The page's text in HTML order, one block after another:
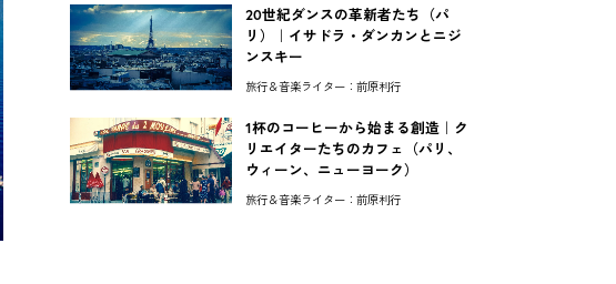
20世紀ダンスの革新者たち（パ
リ）｜イサドラ・ダンカンとニジ
ンスキー
旅行＆音楽ライター：前原利行
1杯のコーヒーから始まる創造｜ク
リエイターたちのカフェ（パリ、
ウィーン、ニューヨーク）
旅行＆音楽ライター：前原利行